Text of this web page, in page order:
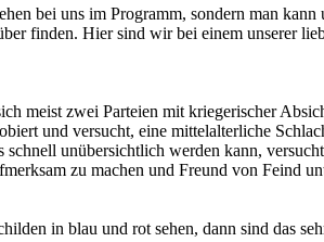
bei uns im Programm, sondern man kann
finden. Hier sind wir bei einem unserer
meist zwei Parteien mit kriegerischer
und versucht, eine mittelalterliche
schnell unübersichtlich werden kann,
zu machen und Freund von Feind
in blau und rot sehen, dann sind das